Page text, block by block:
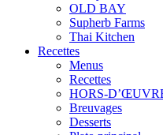
OLD BAY
Supherb Farms
Thai Kitchen
Recettes
Menus
Recettes
HORS-
Breuvages
Desserts